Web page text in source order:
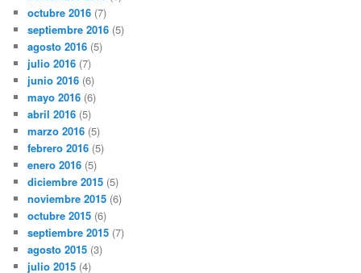
octubre 2016 (7)
septiembre 2016 (5)
agosto 2016 (5)
julio 2016 (7)
junio 2016 (6)
mayo 2016 (6)
abril 2016 (5)
marzo 2016 (5)
febrero 2016 (5)
enero 2016 (5)
diciembre 2015 (5)
noviembre 2015 (6)
octubre 2015 (6)
septiembre 2015 (7)
agosto 2015 (3)
julio 2015 (4)